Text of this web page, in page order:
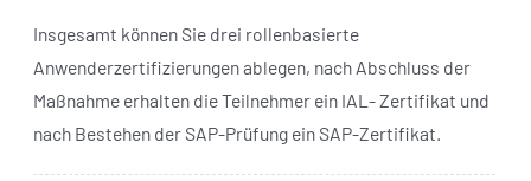
Insgesamt können Sie drei rollenbasierte
Anwenderzertifizierungen ablegen, nach Abschluss der
Maßnahme erhalten die Teilnehmer ein IAL- Zertifikat und
nach Bestehen der SAP-Prüfung ein SAP-Zertifikat.